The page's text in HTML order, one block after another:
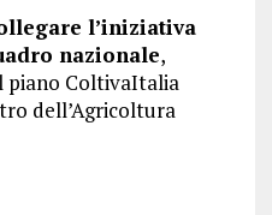
l’iniziativa
nazionale,
piano ColtivaItalia
dell’Agricoltura